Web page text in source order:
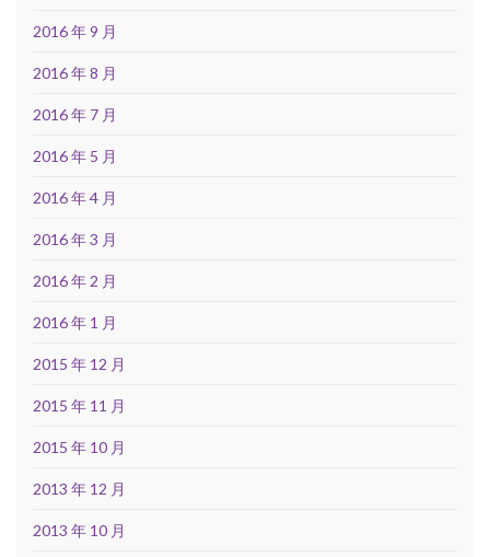
2016 年 9 月
2016 年 8 月
2016 年 7 月
2016 年 5 月
2016 年 4 月
2016 年 3 月
2016 年 2 月
2016 年 1 月
2015 年 12 月
2015 年 11 月
2015 年 10 月
2013 年 12 月
2013 年 10 月